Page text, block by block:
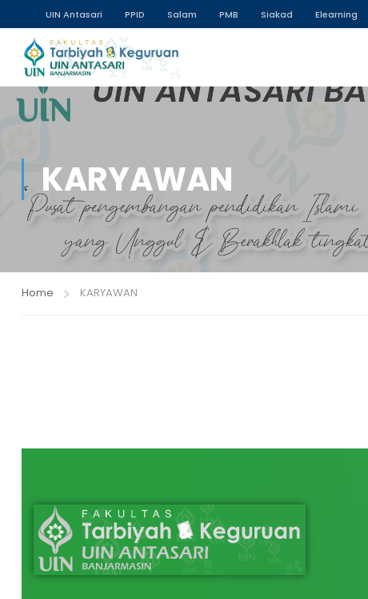
UIN Antasari PPID Salam PMB Siakad Elearning
KARYAWAN
Home KARYAWAN